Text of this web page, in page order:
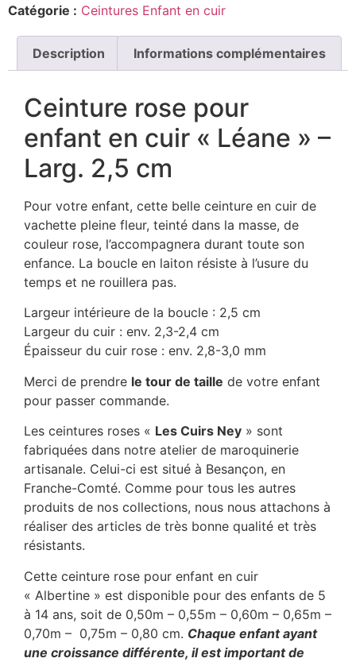
Catégorie : Ceintures Enfant en cuir
Description Informations complémentaires
Ceinture rose pour
enfant en cuir « Léane » –
Larg. 2,5 cm
Pour votre enfant, cette belle ceinture en cuir de
vachette pleine fleur, teinté dans la masse, de
couleur rose, l’accompagnera durant toute son
enfance. La boucle en laiton résiste à l’usure du
temps et ne rouillera pas.
Largeur intérieure de la boucle : 2,5 cm
Largeur du cuir : env. 2,3-2,4 cm
Épaisseur du cuir rose : env. 2,8-3,0 mm
Merci de prendre le tour de taille de votre enfant
pour passer commande.
Les ceintures roses « Les Cuirs Ney » sont
fabriquées dans notre atelier de maroquinerie
artisanale. Celui-ci est situé à Besançon, en
Franche-Comté. Comme pour tous les autres
produits de nos collections, nous nous attachons à
réaliser des articles de très bonne qualité et très
résistants.
Cette ceinture rose pour enfant en cuir
« Albertine » est disponible pour des enfants de 5
à 14 ans, soit de 0,50m – 0,55m – 0,60m – 0,65m –
0,70m – 0,75m – 0,80 cm. Chaque enfant ayant
une croissance différente, il est important de